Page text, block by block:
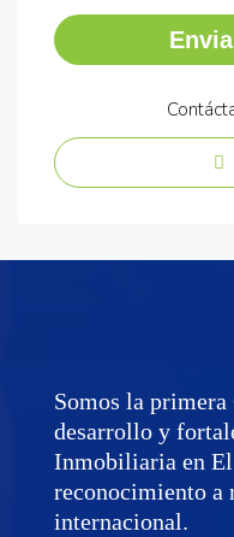
Somos la
desarrollo y
Inmobiliaria en El
reconocimiento a
internacional.